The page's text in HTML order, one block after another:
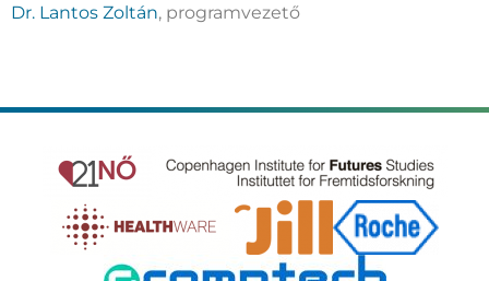
Dr. Lantos Zoltán, programvezető